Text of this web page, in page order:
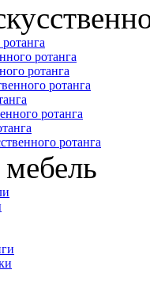
ротанга
ротанга
ротанга
ротанга
ротанга